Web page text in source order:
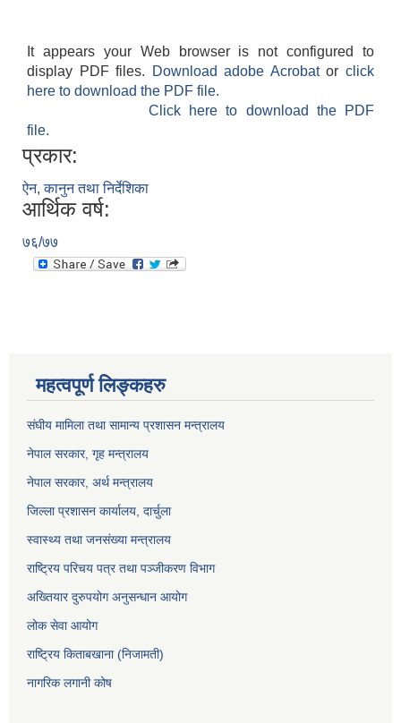
It appears your Web browser is not configured to
display PDF files.
Download adobe Acrobatorclick
here to download the PDF file.
Click here to download the PDF
file.
प्रकार:
ऐन, कानुन तथा निर्देशिका
आर्थिक वर्ष:
७६/७७
महत्वपूर्ण लिङ्कहरु
संघीय मामिला तथा सामान्य प्रशासन मन्त्रालय
नेपाल सरकार, गृह मन्त्रालय
नेपाल सरकार, अर्थ मन्त्रालय
जिल्ला प्रशासन कार्यालय, दार्चुला
स्वास्थ्य तथा जनसंख्या मन्त्रालय
राष्ट्रिय परिचय पत्र तथा पञ्जीकरण विभाग
अख्तियार दुरुपयोग अनुसन्धान आयोग
लोक सेवा आयोग
राष्ट्रिय किताबखाना (निजामती)
नागरिक लगानी कोष